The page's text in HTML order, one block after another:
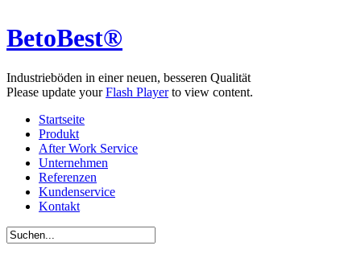
BetoBest®
Industrieböden in einer neuen, besseren Qualität
Please update yourFlash Playerto view content.
Startseite
Produkt
After Work Service
Unternehmen
Referenzen
Kundenservice
Kontakt